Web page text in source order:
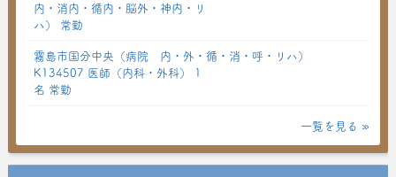
内・消内・循内・脳外・神内・リ
ハ） 常勤
霧島市国分中央（病院 内・外・循・消・呼・リハ）
K134507 医師（内科・外科） 1
名 常勤
一覧を見る »